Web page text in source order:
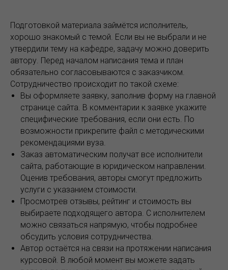
Подготовкой материала займётся исполнитель,
хорошо знакомый с темой. Если вы не выбрали и не
утвердили тему на кафедре, задачу можно доверить
автору. Перед началом написания тема и план
обязательно согласовываются с заказчиком.
Сотрудничество происходит по такой схеме:
Вы оформляете заявку, заполнив форму на главной
странице сайта. В комментарии к заявке укажите
специфические требования, если они есть. По
возможности прикрепите файл с методическими
рекомендациями вуза.
Заказ автоматическим получат все исполнители
сайта, работающие в юридическом направлении.
Оценив требования, авторы смогут предложить
услуги с указанием стоимости.
Просмотрев отзывы, рейтинг и стоимость вы
выбираете подходящего автора. С исполнителем
можно связаться напрямую, чтобы подробнее
обсудить условия сотрудничества.
Автор остаётся на связи на протяжении написания
курсовой. В любой момент вы можете задать